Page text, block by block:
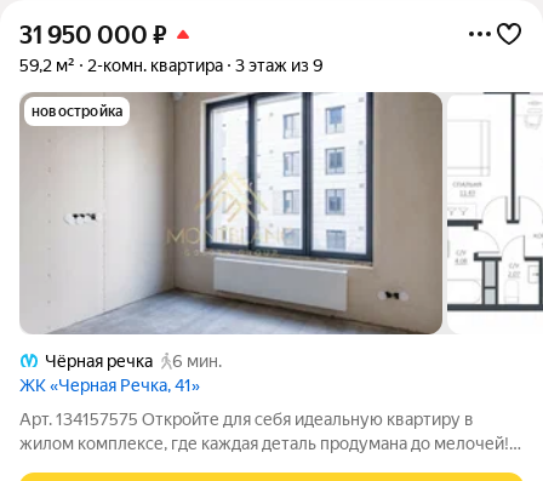
31 950 000 ₽
59,2 м² 2-комн. квартира 3 этаж из 9
новостройка
Чёрная речка
6 мин.
ЖК «Черная Речка, 41»
Арт. 134157575 Откройте для себя идеальную квартиру в
жилом комплексе, где каждая деталь продумана до мелочей!